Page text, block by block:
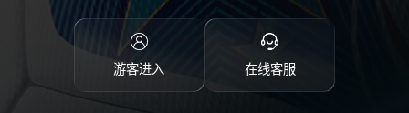
游客进入 在线客服